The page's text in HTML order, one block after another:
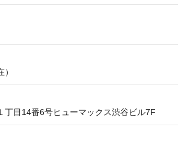
丁目14番6号ヒューマックス渋谷ビル7F